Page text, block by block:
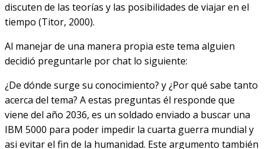
discuten de las teorías y las posibilidades de viajar en el
tiempo (Titor, 2000).
Al manejar de una manera propia este tema alguien
decidió preguntarle por chat lo siguiente:
¿De dónde surge su conocimiento? y ¿Por qué sabe tanto
acerca del tema? A estas preguntas él responde que
viene del año 2036, es un soldado enviado a buscar una
IBM 5000 para poder impedir la cuarta guerra mundial y
asi evitar el fin de la humanidad. Este argumento también